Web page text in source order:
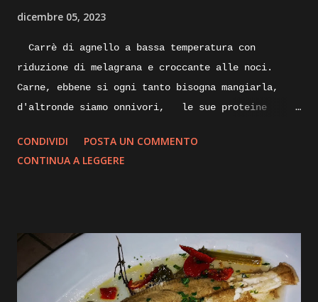
dicembre 05, 2023
Carrè di agnello a bassa temperatura con
riduzione di melagrana e croccante alle noci.
Carne, ebbene si ogni tanto bisogna mangiarla,
d'altronde siamo onnivori, le sue proteine
alla nostra massa muscolare, lungi da me
sostituire la/ il nutrizionista, ma per quanto
annienti o quasi tutte le proprietà ed il gusto
della carne, parliamo infatti della cottura a
bassa temperatura, ma vi spigherò tutto nella
CONDIVIDI
POSTA UN COMMENTO
CONTINUA A LEGGERE